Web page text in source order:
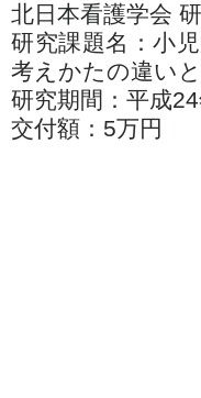
北日本看護学会
研究課題名：小
考えかたの違い
研究期間：平成
交付額：5万円